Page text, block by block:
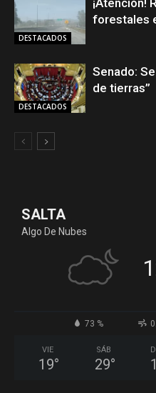
DESTACADOS
¡Atención!
forestales
DESTACADOS
Senado:
de tierras”
SALTA
Algo De Nubes
73 %
VIE
19°
SÁB
29°